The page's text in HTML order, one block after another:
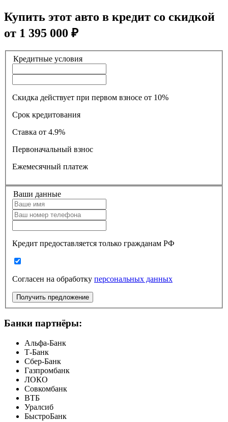
Купить этот авто в кредит со скидкой
от 1 395 000 ₽
Кредитные условия
Скидка действует при первом взносе от 10%
Срок кредитования
Ставка
от 4.9%
Первоначальный взнос
Ежемесячный платеж
Ваши данные
Кредит предоставляется только гражданам РФ
Согласен на обработку персональных данных
Получить предложение
Банки партнёры:
Альфа-Банк
Т-Банк
Сбер-Банк
Газпромбанк
ЛОКО
Совкомбанк
ВТБ
Уралсиб
БыстроБанк